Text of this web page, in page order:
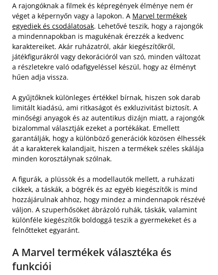
A rajongóknak a filmek és képregények élménye nem ér
véget a képernyőn vagy a lapokon. A Marvel termékek
egyediek és csodálatosak. Lehetővé teszik, hogy a rajongók
a mindennapokban is magukénak érezzék a kedvenc
karaktereiket. Akár ruházatról, akár kiegészítőkről,
játékfigurákról vagy dekorációról van szó, minden változat
a részletekre való odafigyeléssel készül, hogy az élményt
hűen adja vissza.
A gyűjtőknek különleges értékkel bírnak, hiszen sok darab
limitált kiadású, ami ritkaságot és exkluzivitást biztosít. A
minőségi anyagok és az autentikus dizájn miatt, a rajongók
bizalommal választják ezeket a portékákat. Emellett
garantálják, hogy a különböző generációk közösen élhessék
át a karakterek kalandjait, hiszen a termékek széles skálája
minden korosztálynak szólnak.
A figurák, a plüssök és a modellautók mellett, a ruházati
cikkek, a táskák, a bögrék és az egyéb kiegészítők is mind
hozzájárulnak ahhoz, hogy mindez a mindennapok részévé
váljon. A szuperhősöket ábrázoló ruhák, táskák, valamint
különféle kiegészítők boldoggá teszik a gyermekeket és a
felnőtteket egyaránt.
A Marvel termékek választéka és
funkciói